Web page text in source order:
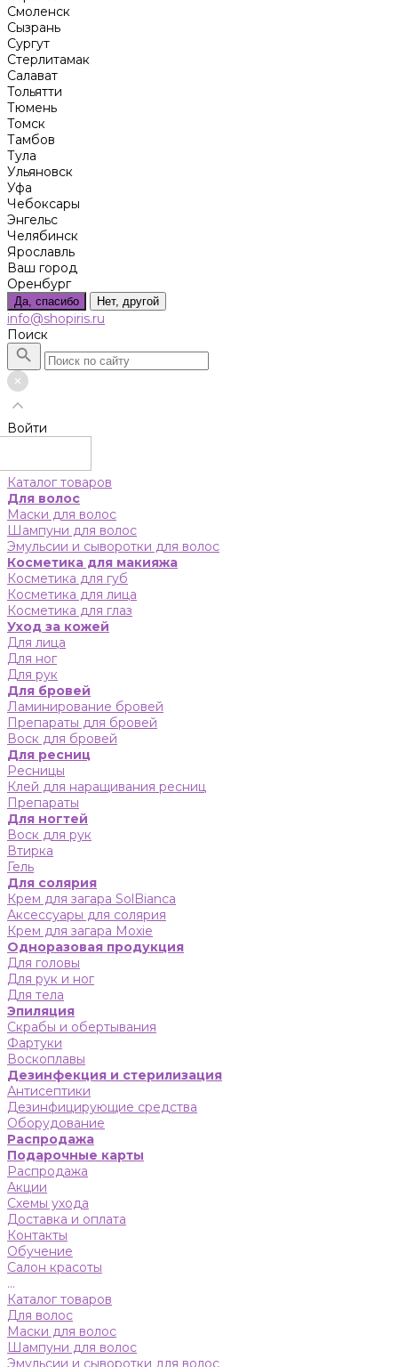
Смоленск
Сызрань
Сургут
Стерлитамак
Салават
Тольятти
Тюмень
Томск
Тамбов
Тула
Ульяновск
Уфа
Чебоксары
Энгельс
Челябинск
Ярославль
Ваш город
Оренбург
Да, спасибо Нет, другой
info@shopiris.ru
Поиск
Войти
Каталог товаров
Для волос
Маски для волос
Шампуни для волос
Эмульсии и сыворотки для волос
Косметика для макияжа
Косметика для губ
Косметика для лица
Косметика для глаз
Уход за кожей
Для лица
Для ног
Для рук
Для бровей
Ламинирование бровей
Препараты для бровей
Воск для бровей
Для ресниц
Ресницы
Клей для наращивания ресниц
Препараты
Для ногтей
Воск для рук
Втирка
Гель
Для солярия
Крем для загара SolBianca
Аксессуары для солярия
Крем для загара Moxie
Одноразовая продукция
Для головы
Для рук и ног
Для тела
Эпиляция
Скрабы и обертывания
Фартуки
Воскоплавы
Дезинфекция и стерилизация
Антисептики
Дезинфицирующие средства
Оборудование
Распродажа
Подарочные карты
Распродажа
Акции
Схемы ухода
Доставка и оплата
Контакты
Обучение
Салон красоты
...
Каталог товаров
Для волос
Маски для волос
Шампуни для волос
Эмульсии и сыворотки для волос